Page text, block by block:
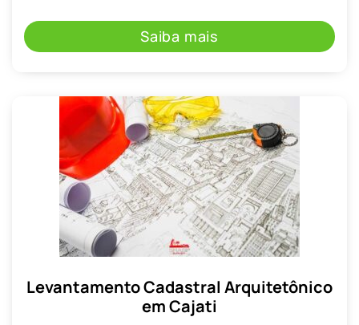
Saiba mais
Levantamento Cadastral Arquitetônico
em Cajati